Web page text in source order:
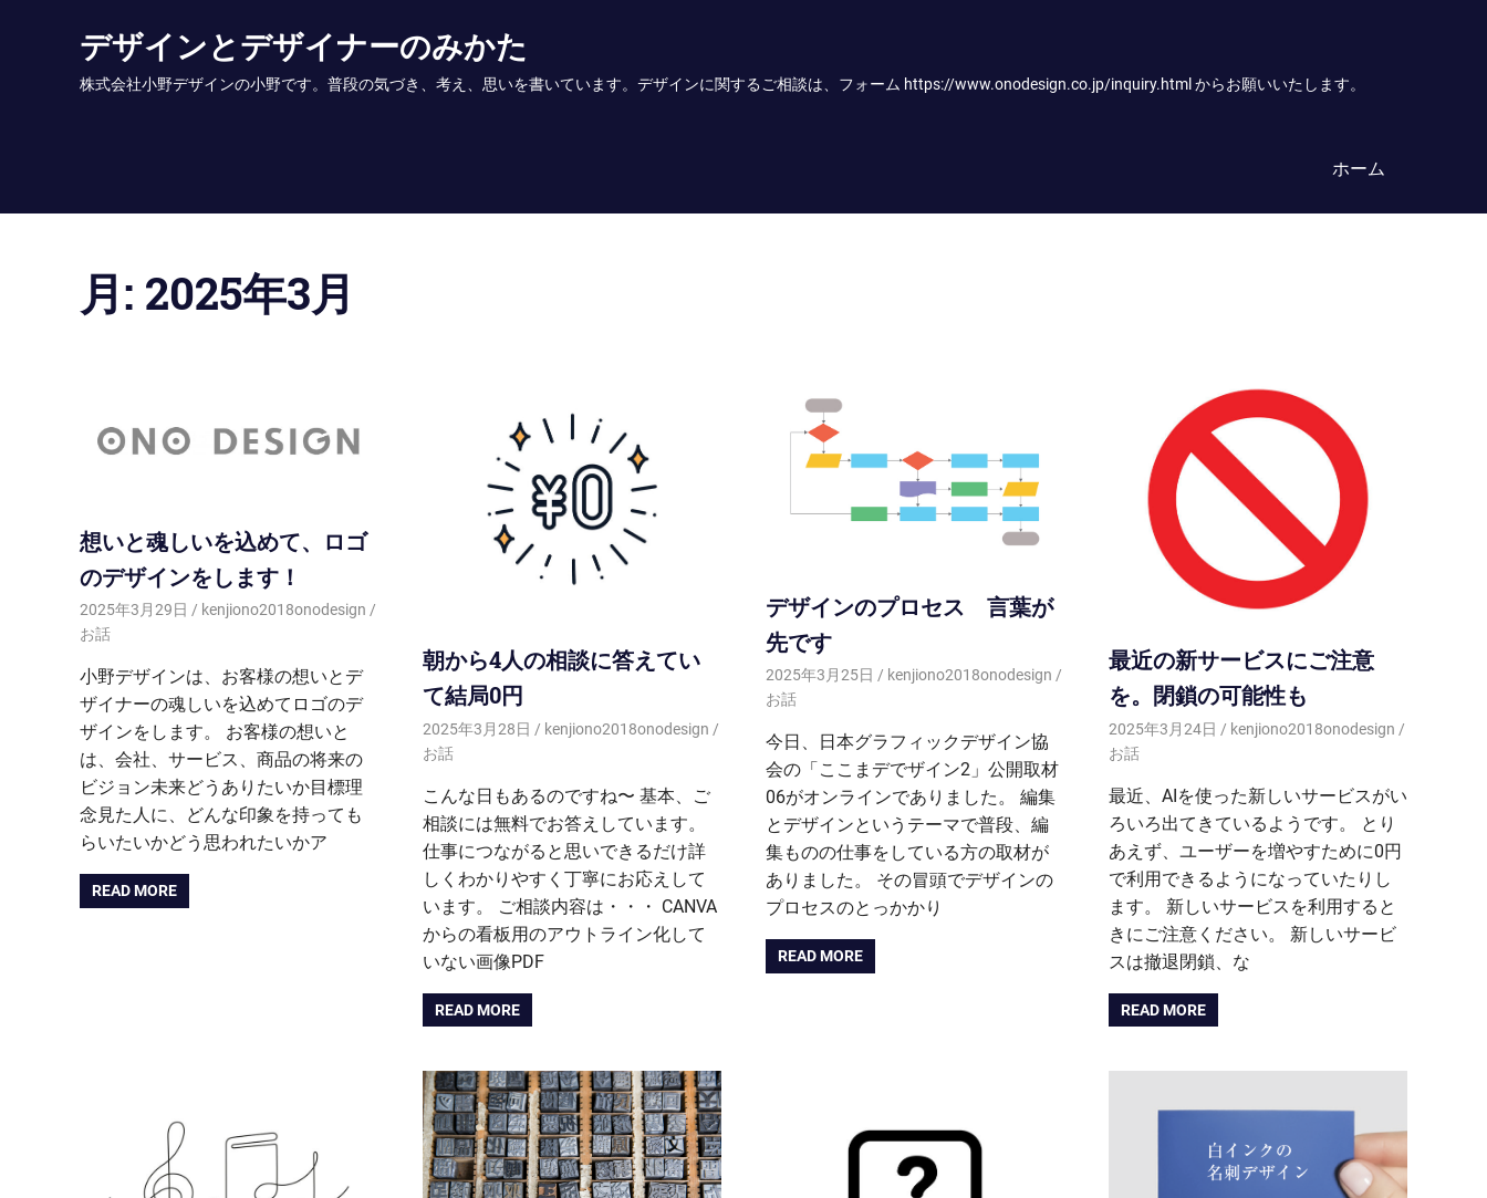
デザインとデザイナーのみかた
株式会社小野デザインの小野です。普段の気づき、考え、思いを書いています。デザインに関するご相談は、フォーム https://www.onodesign.co.jp/inquiry.html からお願いいたします。
ホーム
月: 2025年3月
想いと魂しいを込めて、ロゴ
のデザインをします！
2025年3月29日
kenjiono2018onodesign
お話
小野デザインは、お客様の想いとデ
ザイナーの魂しいを込めてロゴのデ
ザインをします。 お客様の想いと
は、会社、サービス、商品の将来の
ビジョン未来どうありたいか目標理
念見た人に、どんな印象を持っても
らいたいかどう思われたいかア
READ MORE
朝から4人の相談に答えてい
て結局0円
2025年3月28日
kenjiono2018onodesign
お話
こんな日もあるのですね〜 基本、ご
相談には無料でお答えしています。
仕事につながると思いできるだけ詳
しくわかりやすく丁寧にお応えして
います。 ご相談内容は・・・ CANVA
からの看板用のアウトライン化して
いない画像PDF
READ MORE
デザインのプロセス 言葉が
先です
2025年3月25日
kenjiono2018onodesign
お話
今日、日本グラフィックデザイン協
会の「ここまデでザイン2」公開取材
06がオンラインでありました。 編集
とデザインというテーマで普段、編
集ものの仕事をしている方の取材が
ありました。 その冒頭でデザインの
プロセスのとっかかり
READ MORE
最近の新サービスにご注意
を。閉鎖の可能性も
2025年3月24日
kenjiono2018onodesign
お話
最近、AIを使った新しいサービスがい
ろいろ出てきているようです。 とり
あえず、ユーザーを増やすために0円
で利用できるようになっていたりし
ます。 新しいサービスを利用すると
きにご注意ください。 新しいサービ
スは撤退閉鎖、な
READ MORE